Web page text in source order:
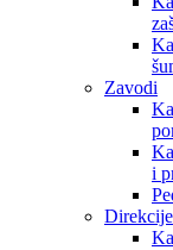
Zavodi
i
Direkcije